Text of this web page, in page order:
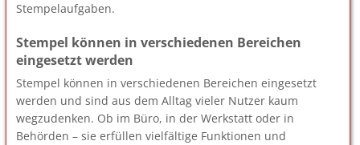
Stempelaufgaben.
Stempel können in verschiedenen Bereichen
eingesetzt werden
Stempel können in verschiedenen Bereichen eingesetzt
werden und sind aus dem Alltag vieler Nutzer kaum
wegzudenken. Ob im Büro, in der Werkstatt oder in
Behörden – sie erfüllen vielfältige Funktionen und